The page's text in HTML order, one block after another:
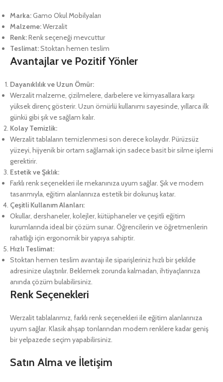
Marka:Gamo Okul Mobilyaları
Malzeme:Werzalit
Renk:Renk seçeneği mevcuttur
Teslimat:Stoktan hemen teslim
Avantajlar ve Pozitif Yönler
Dayanıklılık ve Uzun Ömür:
Werzalit malzeme, çizilmelere, darbelere ve kimyasallara karşı
yüksek direnç gösterir. Uzun ömürlü kullanımı sayesinde, yıllarca ilk
günkü gibi şık ve sağlam kalır.
Kolay Temizlik:
Werzalit tablaların temizlenmesi son derece kolaydır. Pürüzsüz
yüzeyi, hijyenik bir ortam sağlamak için sadece basit bir silme işlemi
gerektirir.
Estetik ve Şıklık:
Farklı renk seçenekleri ile mekanınıza uyum sağlar. Şık ve modern
tasarımıyla, eğitim alanlarınıza estetik bir dokunuş katar.
Çeşitli Kullanım Alanları:
Okullar, dershaneler, kolejler, kütüphaneler ve çeşitli eğitim
kurumlarında ideal bir çözüm sunar. Öğrencilerin ve öğretmenlerin
rahatlığı için ergonomik bir yapıya sahiptir.
Hızlı Teslimat:
Stoktan hemen teslim avantajı ile siparişleriniz hızlı bir şekilde
adresinize ulaştırılır. Beklemek zorunda kalmadan, ihtiyaçlarınıza
anında çözüm bulabilirsiniz.
Renk Seçenekleri
Werzalit tablalarımız, farklı renk seçenekleri ile eğitim alanlarınıza
uyum sağlar. Klasik ahşap tonlarından modern renklere kadar geniş
bir yelpazede seçim yapabilirsiniz.
Satın Alma ve İletişim